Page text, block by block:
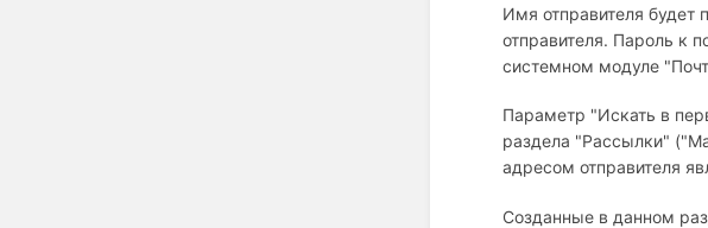
Имя отправителя будет
отправителя. Пароль к
системном модуле
Параметр "Искать в
раздела "Рассылки"
адресом отправителя
Созданные в данном